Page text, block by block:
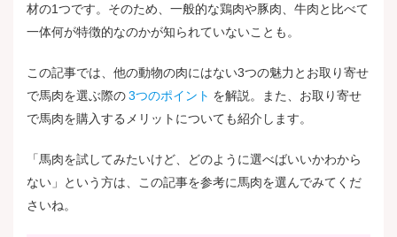
材の1つです。そのため、一般的な鶏肉や豚肉、牛肉と比べて
一体何が特徴的なのかが知られていないことも。
この記事では、他の動物の肉にはない3つの魅力とお取り寄せ
で馬肉を選ぶ際の3つのポイント を解説。また、お取り寄せ
で馬肉を購入するメリットについても紹介します。
「馬肉を試してみたいけど、どのように選べばいいかわから
ない」という方は、この記事を参考に馬肉を選んでみてくだ
さいね。